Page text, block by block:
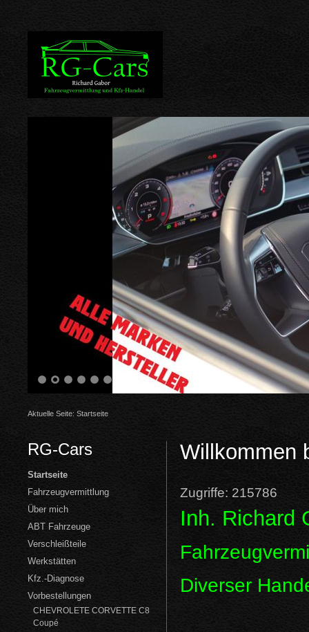
Aktuelle Seite: Startseite
RG-Cars
Startseite
Fahrzeugvermittlung
Über mich
ABT Fahrzeuge
Verschleißteile
Werkstätten
Kfz.-Diagnose
Vorbestellungen
CHEVROLETE CORVETTE C8
Coupé
Willkommen
Zugriffe: 215786
Inh. Richard
Diverser